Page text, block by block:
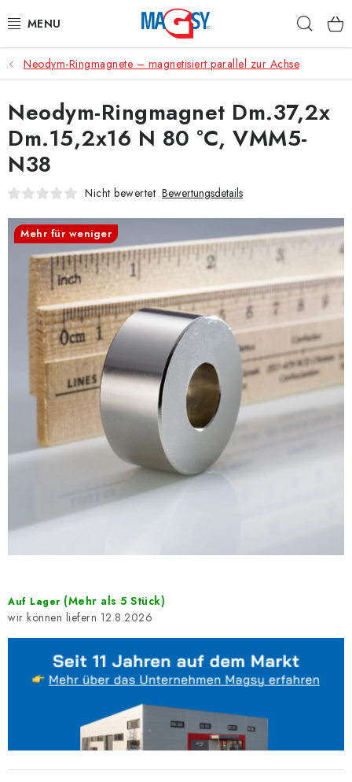
Inhalt
HAUPTKATEGORIE MAGNETE
MAGNETISCHE HILFSMITTEL
INDUSTRIEMAGNETE
SONSTIGE MAGNETE
AUS UNSERER WERKSTATT
Über uns Handelsbedingungen
Datenschutzerklärung
Warenrückgabe
Kontakte - Impressum
Widerruf des Vertrags
Neodym-Ringmagnete – magnetisiert parallel zur Achse
Auf Lager (Mehr als 5 Stück)
12.8.2026
Neodym-Ringmagnet Dm.37,2x
Dm.15,2x16 N 80 °C, VMM5-
N38
Nicht bewertet Bewertungsdetails
Mehr für weniger